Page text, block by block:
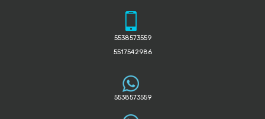
5538573559
5517542986
5538573559